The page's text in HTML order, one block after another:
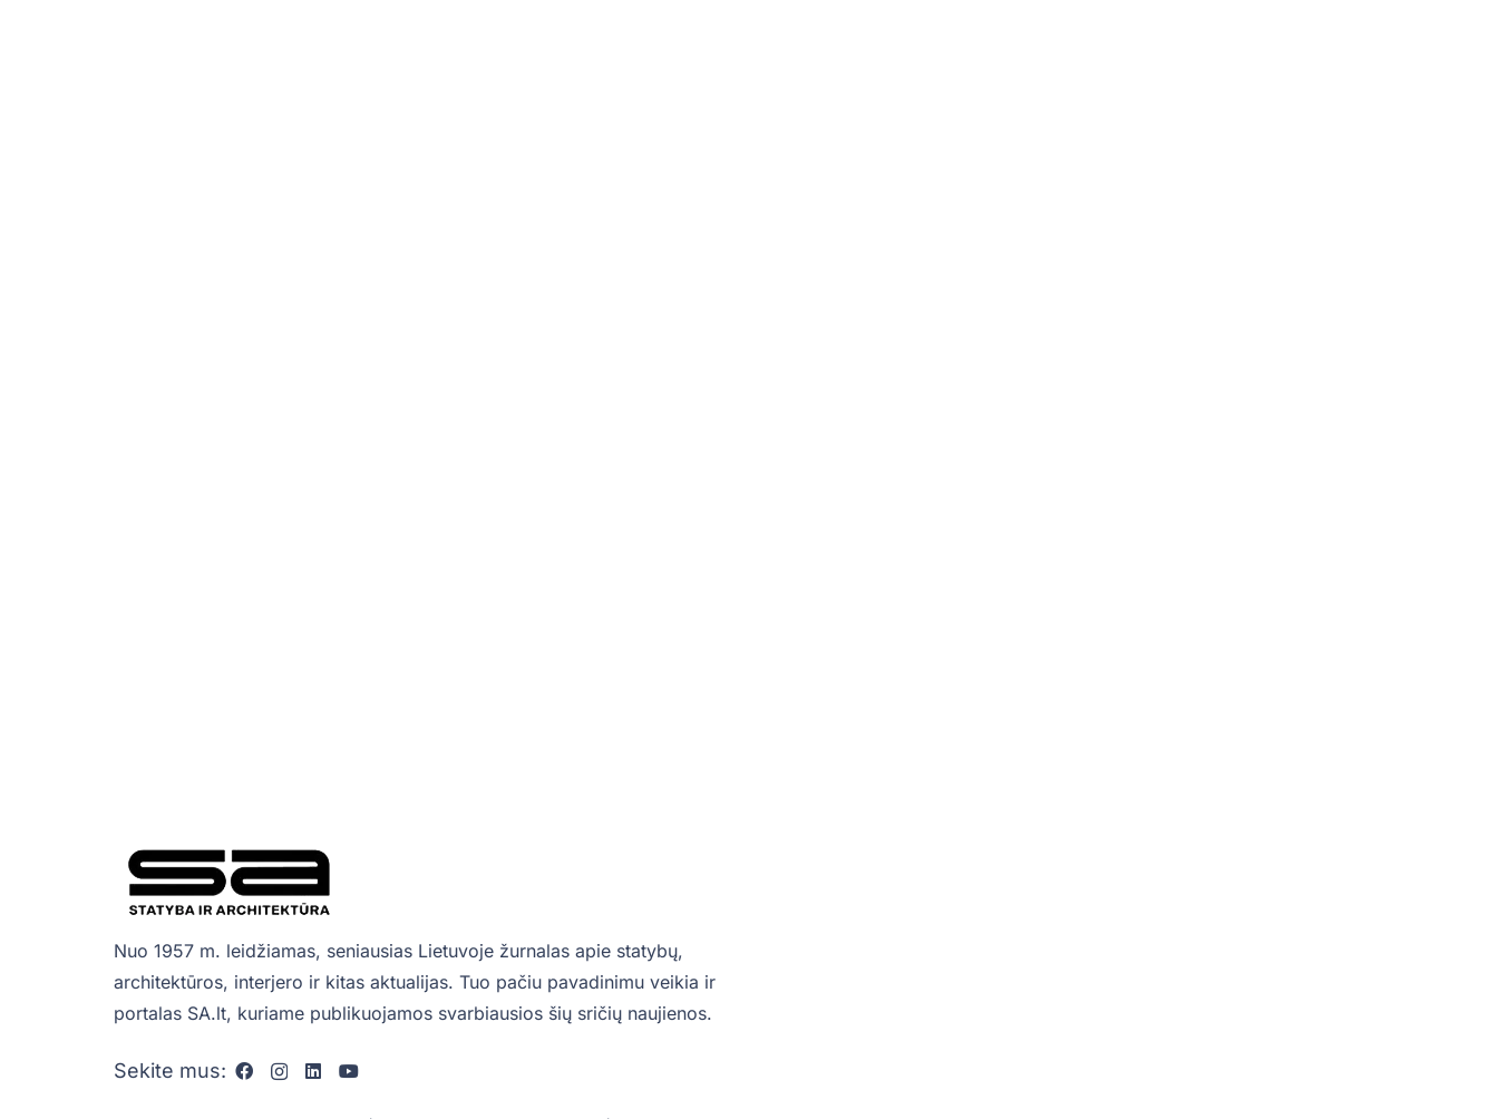
Nuo 1957 m. leidžiamas, seniausias Lietuvoje žurnalas apie statybų,
architektūros, interjero ir kitas aktualijas. Tuo pačiu pavadinimu veikia ir
portalas SA.lt, kuriame publikuojamos svarbiausios šių sričių naujienos.
Sekite mus: